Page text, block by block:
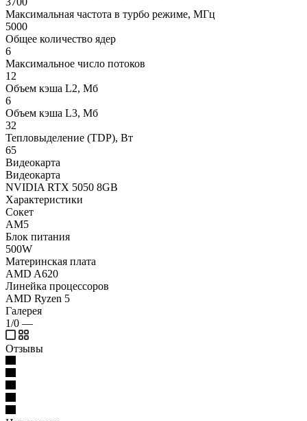
Максимальная частота в турбо режиме, МГц
5000
Общее количество ядер
6
Максимальное число потоков
12
Объем кэша L2, Мб
6
Объем кэша L3, Мб
32
Тепловыделение (TDP), Вт
65
Видеокарта
Видеокарта
NVIDIA RTX 5050 8GB
Характеристики
Сокет
AM5
Блок питания
500W
Материнская плата
AMD A620
Линейка процессоров
AMD Ryzen 5
Галерея
1/0 —
Отзывы